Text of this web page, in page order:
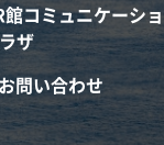
コミュニケーショ
ザ
問い合わせ